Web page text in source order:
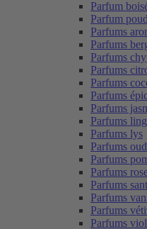
Parfum
Parfum
Parfums
Parfums
Parfums
Parfums
Parfums
Parfums
Parfums
Parfums
Parfums lys
Parfums oud
Parfums
Parfums
Parfums
Parfums
Parfums
Parfums